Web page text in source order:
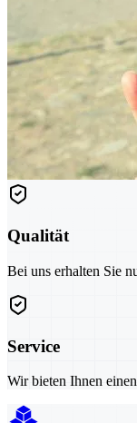
Qualität
Bei uns erhalten Sie
Service
Wir bieten Ihnen